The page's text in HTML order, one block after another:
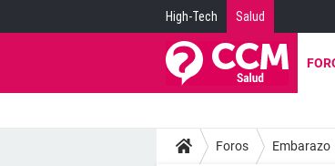
High-Tech Salud
Foros Embarazo